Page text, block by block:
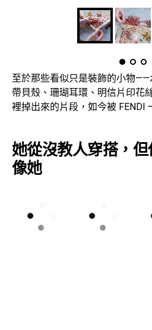
至於那些看似只是裝飾的小物
帶貝殼、珊瑚耳環、明信片印花
裡掉出來的片段，如今被 FENDI
她從沒教人穿搭，
像她